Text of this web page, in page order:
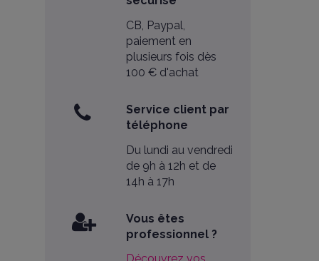
CB, Paypal,
paiement en
plusieurs fois dès
100 € d'achat
Service client par
téléphone
Du lundi au vendredi
de 9h à 12h et de
14h à 17h
Vous êtes
professionnel ?